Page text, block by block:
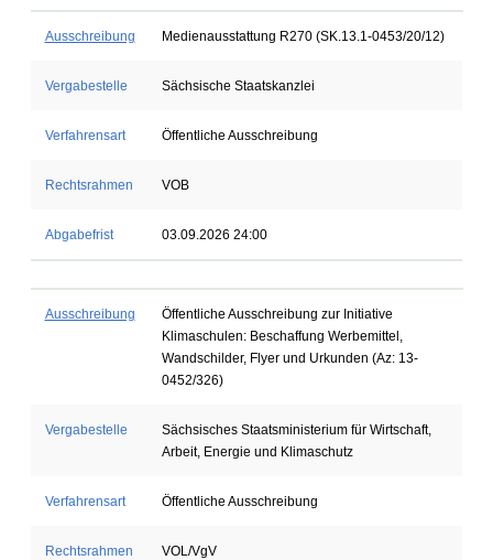
Ausschreibung Medienausstattung R270 (SK.13.1-0453/20/12)
Vergabestelle Sächsische Staatskanzlei
Verfahrensart Öffentliche Ausschreibung
Rechtsrahmen VOB
Abgabefrist 03.09.2026 24:00
Ausschreibung
Öffentliche Ausschreibung zur Initiative
Klimaschulen: Beschaffung Werbemittel,
Wandschilder, Flyer und Urkunden (Az: 13-
0452/326)
Vergabestelle
Sächsisches Staatsministerium für Wirtschaft,
Arbeit, Energie und Klimaschutz
Verfahrensart Öffentliche Ausschreibung
Rechtsrahmen VOL/VgV